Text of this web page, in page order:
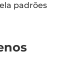
padrões